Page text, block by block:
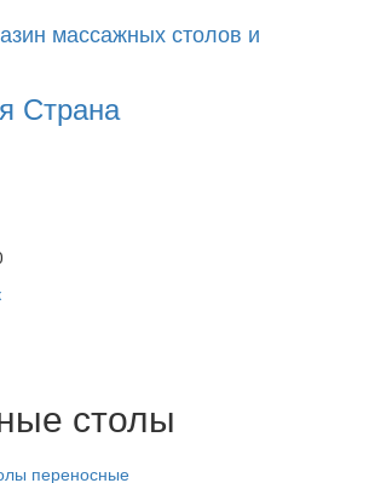
массажных столов и
Страна
столы
переносные